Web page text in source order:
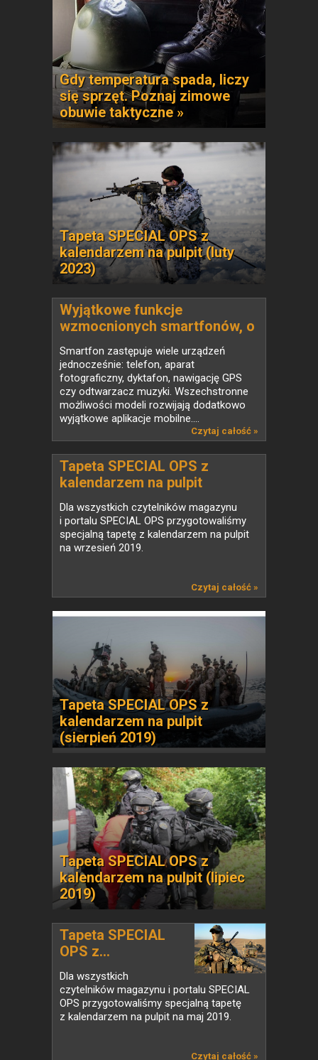
Gdy temperatura spada, liczy
się sprzęt. Poznaj zimowe
obuwie taktyczne »
Tapeta SPECIAL OPS z
kalendarzem na pulpit (luty
2023)
Wyjątkowe funkcje
wzmocnionych smartfonów, o
których nie miałeś pojęcia
Smartfon zastępuje wiele urządzeń
jednocześnie: telefon, aparat
fotograficzny, dyktafon, nawigację GPS
czy odtwarzacz muzyki. Wszechstronne
możliwości modeli rozwijają dodatkowo
wyjątkowe aplikacje mobilne....
Czytaj całość »
Tapeta SPECIAL OPS z
kalendarzem na pulpit
(wrzesień 2019)
Dla wszystkich czytelników magazynu
i portalu SPECIAL OPS przygotowaliśmy
specjalną tapetę z kalendarzem na pulpit
na wrzesień 2019.
Czytaj całość »
Tapeta SPECIAL OPS z
kalendarzem na pulpit
(sierpień 2019)
Tapeta SPECIAL OPS z
kalendarzem na pulpit (lipiec
2019)
Tapeta SPECIAL
OPS z...
Dla wszystkich
czytelników magazynu i portalu SPECIAL
OPS przygotowaliśmy specjalną tapetę
z kalendarzem na pulpit na maj 2019.
Czytaj całość »